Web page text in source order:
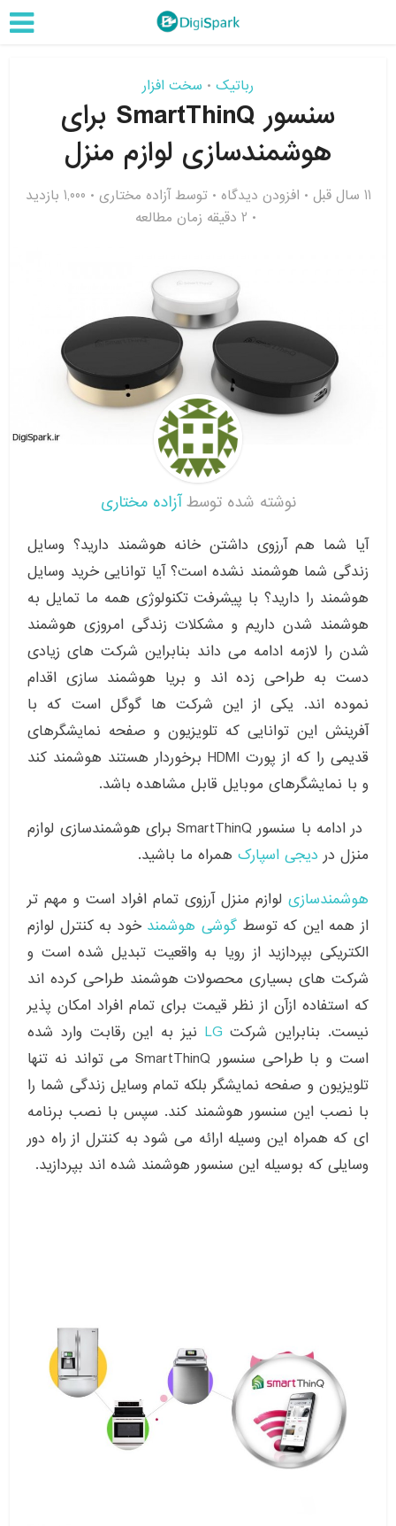
رباتیک • سخت افزار
سنسور SmartThinQ برای
هوشمندسازی لوازم منزل
11 سال قبل افزودن دیدگاه توسط آزاده مختاری
1,000 بازدید
2 دقیقه زمان مطالعه
نوشته شده توسطآزاده مختاری
آیا شما هم آرزوی داشتن خانه هوشمند دارید؟ وسایل
زندگی شما هوشمند نشده است؟ آیا توانایی خرید وسایل
هوشمند را دارید؟ با پیشرفت تکنولوژی همه ما تمایل به
هوشمند شدن داریم و مشکلات زندگی امروزی هوشمند
شدن را لازمه ادامه می داند بنابراین شرکت های زیادی
دست به طراحی زده اند و بریا هوشمند سازی اقدام
نموده اند. یکی از این شرکت ها گوگل است که با
آفرینش این توانایی که تلویزیون و صفحه نمایشگرهای
قدیمی را که از پورت HDMI برخوردار هستند هوشمند کند
و با نمایشگرهای موبایل قابل مشاهده باشد.
در ادامه با سنسور SmartThinQ برای هوشمندسازی لوازم
منزل در دیجی اسپارک همراه ما باشید.
هوشمندسازی لوازم منزل آرزوی تمام افراد است و مهم تر
از همه این که توسطگوشی هوشمند خود به کنترل لوازم
الکتریکی بپردازید از رویا به واقعیت تبدیل شده است و
شرکت های بسیاری محصولات هوشمند طراحی کرده اند
که استفاده ازآن از نظر قیمت برای تمام افراد امکان پذیر
نیست. بنابراین شرکت LG نیز به این رقابت وارد شده
است و با طراحی سنسور SmartThinQ می تواند نه تنها
تلویزیون و صفحه نمایشگر بلکه تمام وسایل زندگی شما را
با نصب این سنسور هوشمند کند. سپس با نصب برنامه
ای که همراه این وسیله ارائه می شود به کنترل از راه دور
وسایلی که بوسیله این سنسور هوشمند شده اند بپردازید.